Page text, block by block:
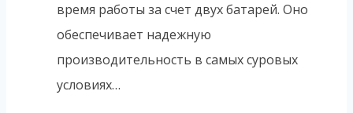
время работы за счет двух батарей. Оно
обеспечивает надежную
производительность в самых суровых
условиях…